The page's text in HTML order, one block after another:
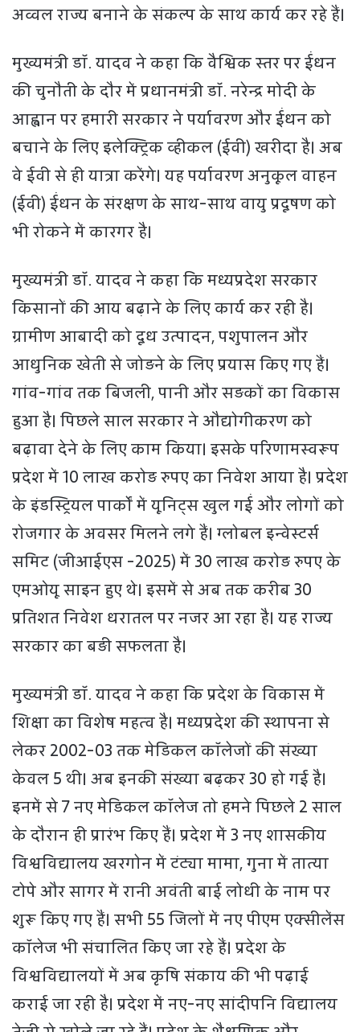
अव्वल राज्य बनाने के संकल्प के साथ कार्य कर रहे हैं।
मुख्यमंत्री डॉ. यादव ने कहा कि वैश्विक स्तर पर ईंधन
की चुनौती के दौर में प्रधानमंत्री डॉ. नरेन्द्र मोदी के
आह्वान पर हमारी सरकार ने पर्यावरण और ईंधन को
बचाने के लिए इलेक्ट्रिक व्हीकल (ईवी) खरीदा है। अब
वे ईवी से ही यात्रा करेंगे। यह पर्यावरण अनुकूल वाहन
(ईवी) ईंधन के संरक्षण के साथ-साथ वायु प्रदूषण को
भी रोकने में कारगर है।
मुख्यमंत्री डॉ. यादव ने कहा कि मध्यप्रदेश सरकार
किसानों की आय बढ़ाने के लिए कार्य कर रही है।
ग्रामीण आबादी को दूध उत्पादन, पशुपालन और
आधुनिक खेती से जोड़ने के लिए प्रयास किए गए हैं।
गांव-गांव तक बिजली, पानी और सड़कों का विकास
हुआ है। पिछले साल सरकार ने औद्योगीकरण को
बढ़ावा देने के लिए काम किया। इसके परिणामस्वरूप
प्रदेश में 10 लाख करोड़ रुपए का निवेश आया है। प्रदेश
के इंडस्ट्रियल पार्कों में यूनिट्स खुल गईं और लोगों को
रोजगार के अवसर मिलने लगे हैं। ग्लोबल इन्वेस्टर्स
समिट (जीआईएस -2025) में 30 लाख करोड़ रुपए के
एमओयू साइन हुए थे। इसमें से अब तक करीब 30
प्रतिशत निवेश धरातल पर नजर आ रहा है। यह राज्य
सरकार का बड़ी सफलता है।
मुख्यमंत्री डॉ. यादव ने कहा कि प्रदेश के विकास में
शिक्षा का विशेष महत्व है। मध्यप्रदेश की स्थापना से
लेकर 2002-03 तक मेडिकल कॉलेजों की संख्या
केवल 5 थी। अब इनकी संख्या बढ़कर 30 हो गई है।
इनमें से 7 नए मेडिकल कॉलेज तो हमने पिछले 2 साल
के दौरान ही प्रारंभ किए हैं। प्रदेश में 3 नए शासकीय
विश्वविद्यालय खरगोन में टंट्या मामा, गुना में तात्या
टोपे और सागर में रानी अवंती बाई लोधी के नाम पर
शुरू किए गए हैं। सभी 55 जिलों में नए पीएम एक्सीलेंस
कॉलेज भी संचालित किए जा रहे हैं। प्रदेश के
विश्वविद्यालयों में अब कृषि संकाय की भी पढ़ाई
कराई जा रही है। प्रदेश में नए-नए सांदीपनि विद्यालय